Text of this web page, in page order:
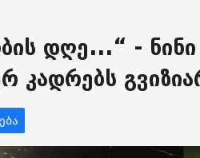
დღე...“ -
კადრებს